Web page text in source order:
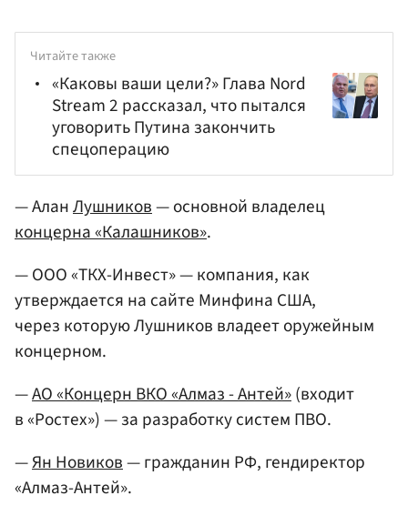
Читайте также
«Каковы ваши цели?» Глава Nord
Stream 2 рассказал, что пытался
уговорить Путина закончить
спецоперацию
— АланЛушников— основной владелец
концерна «Калашников».
— ООО «ТКХ-Инвест» — компания, как
утверждается на сайте Минфина США,
через которую Лушников владеет оружейным
концерном.
—АО «Концерн ВКО «Алмаз - Антей»(входит
в «Ростех») — за разработку систем ПВО.
—Ян Новиков— гражданин РФ, гендиректор
«Алмаз-Антей».